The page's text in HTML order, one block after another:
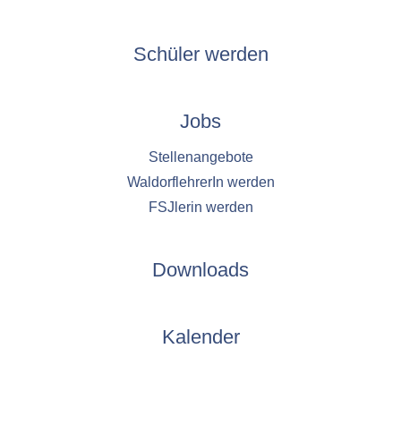
Schüler werden
Jobs
Stellenangebote
WaldorflehrerIn werden
FSJlerin werden
Downloads
Kalender